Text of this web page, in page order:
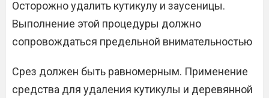
Осторожно удалить кутикулу и заусеницы.
Выполнение этой процедуры должно
сопровождаться предельной внимательностью
Срез должен быть равномерным. Применение
средства для удаления кутикулы и деревянной